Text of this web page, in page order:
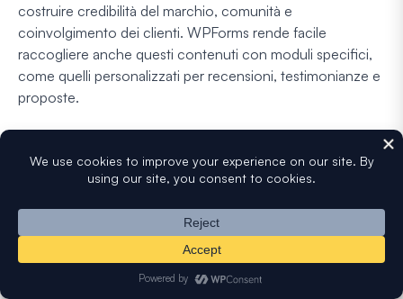
costruire credibilità del marchio, comunità e
coinvolgimento dei clienti. WPForms rende facile
raccogliere anche questi contenuti con moduli specifici,
come quelli personalizzati per recensioni, testimonianze e
proposte.
Consenti ai clienti di inviare testimonianze o storie di
Questo contenuto può mostrare esperienze positive,
costruire fiducia e fornire prova sociale per i potenziali
clienti.